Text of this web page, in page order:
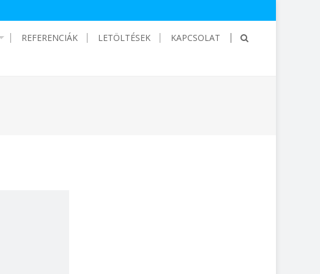
REFERENCIÁK LETÖLTÉSEK KAPCSOLAT